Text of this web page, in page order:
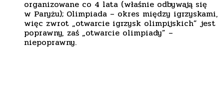
organizowane co 4 lata (właśnie odbywają się
w Paryżu); Olimpiada – okres między igrzyskami,
więc zwrot „otwarcie igrzysk olimpijskich” jest
poprawny, zaś „otwarcie olimpiady” –
niepoprawny.